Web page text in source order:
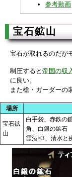
参考動画
宝石鉱山
宝石が取れるのだが
制圧すると 帝国の収
に良い。
また槍・ガーダーの
場所
宝石鉱
山
白手袋、赤鉄の
角、白銀の鉱石
霊酒×3、清水と